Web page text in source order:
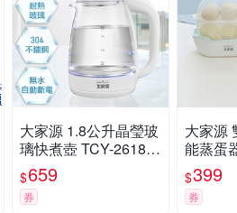
大家源 1.8公升晶瑩玻
璃快煮壺 TCY-26180
$659
券
大家源
能蒸蛋
$399
券